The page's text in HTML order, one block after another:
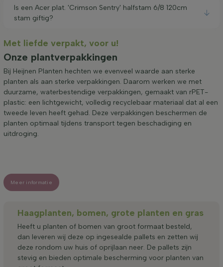
Is een Acer plat. 'Crimson Sentry' halfstam 6/8 120cm
stam giftig?
Met liefde verpakt, voor u!
Onze plantverpakkingen
Bij Heijnen Planten hechten we evenveel waarde aan sterke
planten als aan sterke verpakkingen. Daarom werken we met
duurzame, waterbestendige verpakkingen, gemaakt van rPET-
plastic: een lichtgewicht, volledig recyclebaar materiaal dat al een
tweede leven heeft gehad. Deze verpakkingen beschermen de
planten optimaal tijdens transport tegen beschadiging en
uitdroging.
Meer informatie
Haagplanten, bomen, grote planten en gras
Heeft u planten of bomen van groot formaat besteld,
dan leveren wij deze op ingesealde pallets en zetten wij
deze rondom uw huis of oprijlaan neer. De pallets zijn
stevig en bieden optimale bescherming voor planten van